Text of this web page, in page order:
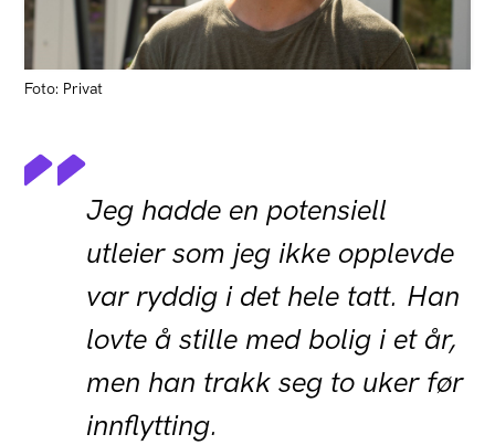
Foto: Privat
Jeg hadde en potensiell
utleier som jeg ikke opplevde
var ryddig i det hele tatt. Han
lovte å stille med bolig i et år,
men han trakk seg to uker før
innflytting.